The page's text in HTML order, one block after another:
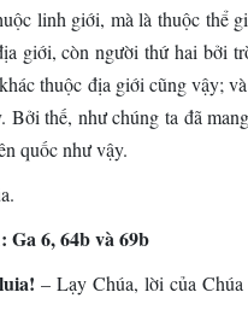
linh giới, mà là thuộc thể
giới, còn người thứ hai bởi
thuộc địa giới cũng vậy;
Bởi thế, như chúng ta đã
quốc như vậy.
6, 64b và 69b
– Lạy Chúa, lời của